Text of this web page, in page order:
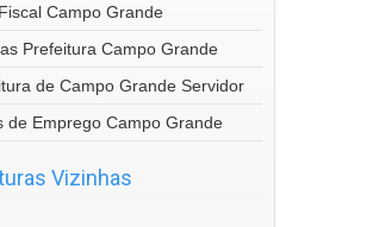
Campo Grande
Prefeitura Campo Grande
de Campo Grande Servidor
de Emprego Campo Grande
Vizinhas